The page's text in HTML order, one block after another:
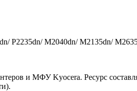
P2235dn/ M2040dn/ M2135dn/
и МФУ Kyocera. Ресурс